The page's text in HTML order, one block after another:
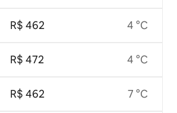
R$ 462
R$ 472
R$ 462
4 °C
4 °C
7 °C